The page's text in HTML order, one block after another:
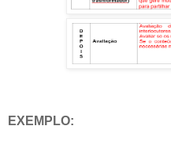
EXEMPLO: